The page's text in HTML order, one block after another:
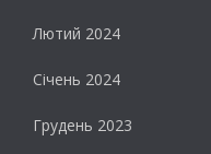
Лютий 2024
Січень 2024
Грудень 2023